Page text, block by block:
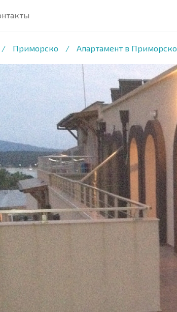
/ Приморско / Апартамент в Приморско